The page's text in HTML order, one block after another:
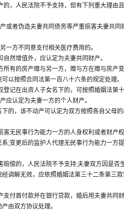
，人民法院不予支持，但有下列重大理由
或者伪造夫妻共同债务等严重损害夫妻共同
一方不同意支付相关医疗费用的。
然增值外，应认定为夫妻共同财产。
有的房产赠与另一方，赠与方在赠与房产
以按照合同法第一百八十六条的规定处理。
记在出资人子女名下的，可按照婚姻法第
应认定为夫妻一方的个人财产。
的，该不动产可认定为双方按照各自父母
无民事行为能力一方的人身权利或者财产
;变更后的监护人代理无民事行为能力一方
偿的，人民法院不予支持;夫妻双方因是否
调解无效，应依照婚姻法第三十二条第三
付首付款并在银行贷款，婚后用夫妻共同
由双方协议处理。